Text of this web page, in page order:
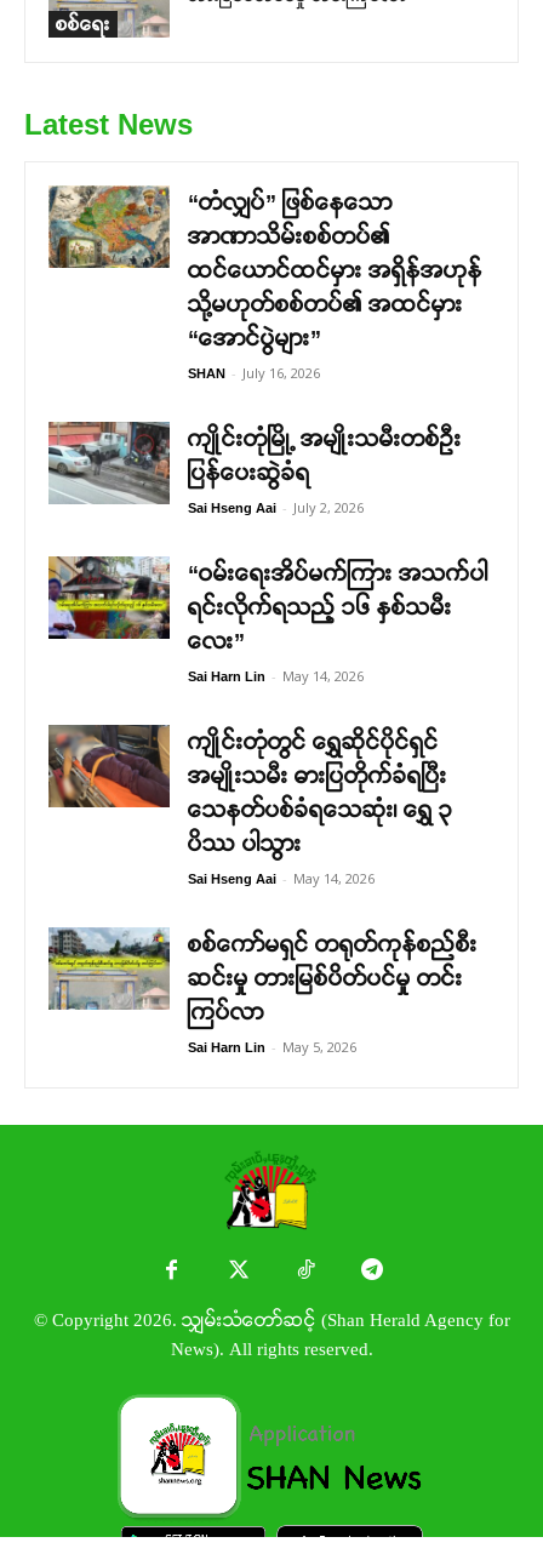
စစ်ရေး
Latest News
“တံလျှပ်” ဖြစ်နေသော
အာဏာသိမ်းစစ်တပ်၏
ထင်ယောင်ထင်မှား အရှိန်အဟုန်
သို့မဟုတ်စစ်တပ်၏ အထင်မှား
“အောင်ပွဲများ”
SHAN - July 16, 2026
ကျိုင်းတုံမြို့ အမျိုးသမီးတစ်ဦး
ပြန်ပေးဆွဲခံရ
Sai Hseng Aai - July 2, 2026
“ဝမ်းရေးအိပ်မက်ကြား အသက်ပါ
ရင်းလိုက်ရသည့် ၁၆ နှစ်သမီး
လေး”
Sai Harn Lin - May 14, 2026
ကျိုင်းတုံတွင် ရွှေဆိုင်ပိုင်ရှင်
အမျိုးသမီး ဓားပြတိုက်ခံရပြီး
သေနတ်ပစ်ခံရသေဆုံး၊ ရွှေ ၃
ပိဿ ပါသွား
Sai Hseng Aai - May 14, 2026
စစ်ကော်မရှင် တရုတ်ကုန်စည်စီး
ဆင်းမှု တားမြစ်ပိတ်ပင်မှု တင်း
ကြပ်လာ
Sai Harn Lin - May 5, 2026
© Copyright 2026. သျှမ်းသံတော်ဆင့် (Shan Herald Agency for
News). All rights reserved.